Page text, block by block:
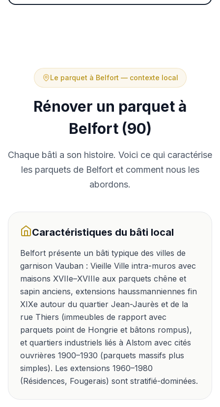
Le parquet à Belfort — contexte local
Rénover un parquet à
Belfort(90)
Chaque bâti a son histoire. Voici ce qui caractérise
les parquets de Belfortet comment nous les
abordons.
Caractéristiques du bâti local
Belfort présente un bâti typique des villes de
garnison Vauban : Vieille Ville intra-muros avec
maisons XVIIe–XVIIIe aux parquets chêne et
sapin anciens, extensions haussmanniennes fin
XIXe autour du quartier Jean-Jaurès et de la
rue Thiers (immeubles de rapport avec
parquets point de Hongrie et bâtons rompus),
et quartiers industriels liés à Alstom avec cités
ouvrières 1900–1930 (parquets massifs plus
simples). Les extensions 1960–1980
(Résidences, Fougerais) sont stratifié-dominées.